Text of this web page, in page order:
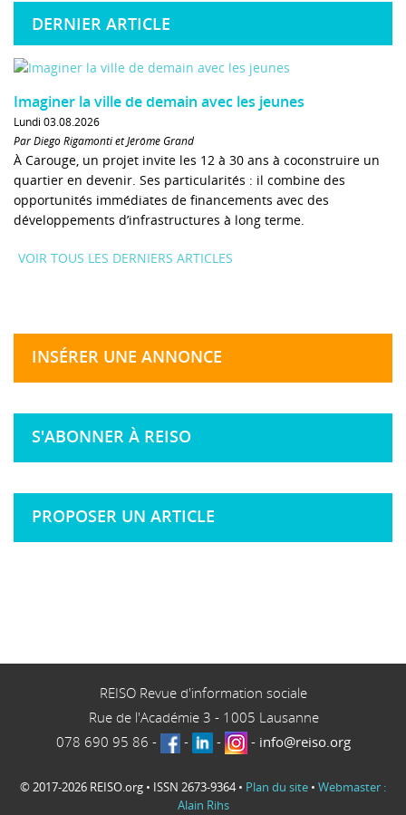
DERNIER ARTICLE
Imaginer la ville de demain avec les jeunes
Lundi 03.08.2026
Par Diego Rigamonti et Jérôme Grand
À Carouge, un projet invite les 12 à 30 ans à coconstruire un
quartier en devenir. Ses particularités : il combine des
opportunités immédiates de financements avec des
développements d’infrastructures à long terme.
VOIR TOUS LES DERNIERS ARTICLES
INSÉRER UNE ANNONCE
S'ABONNER À REISO
PROPOSER UN ARTICLE
REISO Revue d'information sociale
Rue de l'Académie 3 - 1005 Lausanne
078 690 95 86 - - - - info@reiso.org
© 2017-2026 REISO.org • ISSN 2673-9364 • Plan du site • Webmaster :
Alain Rihs